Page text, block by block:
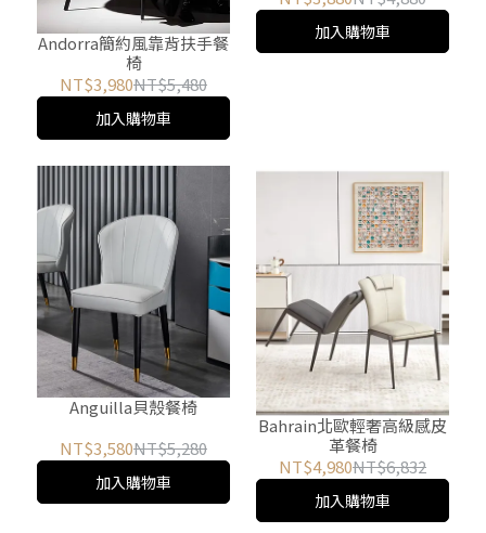
Andorra簡約風靠背扶手餐
椅
NT$3,980NT$5,480
加入購物車
加入購物車
Anguilla貝殼餐椅
NT$3,580NT$5,280
加入購物車
Bahrain北歐輕奢高級感皮
革餐椅
NT$4,980NT$6,832
加入購物車